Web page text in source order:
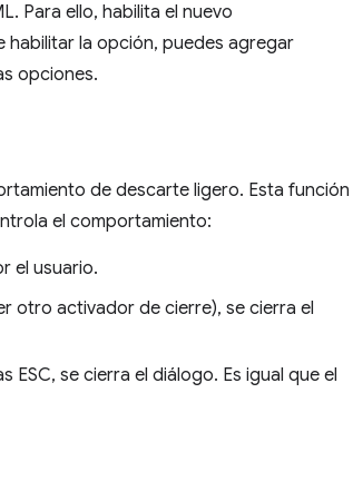
Para ello, habilita el nuevo
habilitar la opción, puedes agregar
opciones.
de descarte ligero. Esta función
el comportamiento:
el usuario.
otro activador de cierre), se cierra el
ESC, se cierra el diálogo. Es igual que el